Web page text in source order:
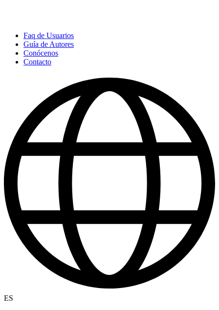
Faq de Usuarios
Guía de Autores
Conócenos
Contacto
ES